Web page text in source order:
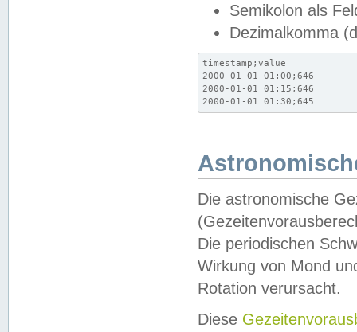
Semikolon als
Dezimalkomma
timestamp;value
2000-01-01 01:00;646
2000-01-01 01:15;646
2000-01-01 01:30;645
Die astronomische
Die periodischen
Wirkung von Mond
Rotation verursacht.
Diese